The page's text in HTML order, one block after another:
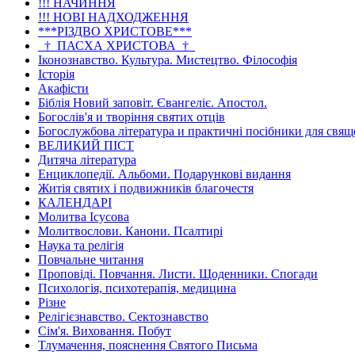
!!! НАЧИННЯ
!!! НОВІ НАДХОДЖЕННЯ
***РІЗДВО ХРИСТОВЕ***
_†_ПАСХА ХРИСТОВА_†_
Іконознавство. Культура. Мистецтво. Філософія
Історія
Акафісти
Біблія Новий заповіт. Євангеліє. Апостол.
Богослів'я и творіння святих отців
Богослужбова література и практичні посібники для
ВЕЛИКИЙ ПІСТ
Дитяча література
Енциклопедії. Альбоми. Подарункові видання
Житія святих і подвижників благочестя
КАЛЕНДАРІ
Молитва Ісусова
Молитвослови. Канони. Псалтирі
Наука та релігія
Повчальне читання
Проповіді. Повчання. Листи. Щоденники. Спогади
Психологія, психотерапія, медицина
Різне
Релігієзнавство. Сектознавство
Сім'я. Виховання. Побут
Тлумачення, пояснення Святого Письма